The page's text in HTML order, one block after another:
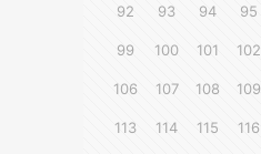
92 93 94 95
99 100 101 102
106 107 108 109
113 114 115 116